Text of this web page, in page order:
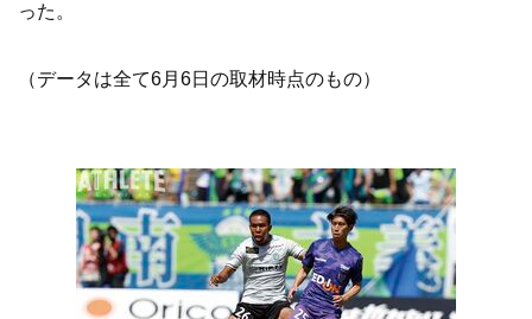
った。
（データは全て6月6日の取材時点のもの）